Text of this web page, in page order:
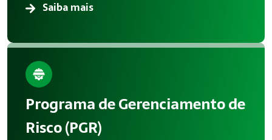
Saiba mais
Programa de Gerenciamento de
Risco (PGR)